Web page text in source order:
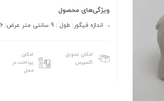
ویژگی‌های محصول
اندازه فیگور: طول : 9 سانتی متر عرض: 6 سانتی متر
امکان تحویل
اکسپرس
امکان
پرداخت در
محل